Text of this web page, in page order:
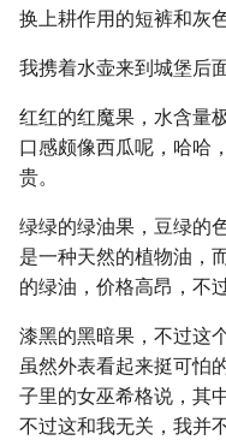
换上耕作用的短裤和灰
我携着水壶来到城堡后
红红的红魔果，水含量
口感颇像西瓜呢，哈哈
贵。
绿绿的绿油果，豆绿的
是一种天然的植物油，
的绿油，价格高昂，不
漆黑的黑暗果，不过这
虽然外表看起来挺可怕
子里的女巫希格说，其
不过这和我无关，我并